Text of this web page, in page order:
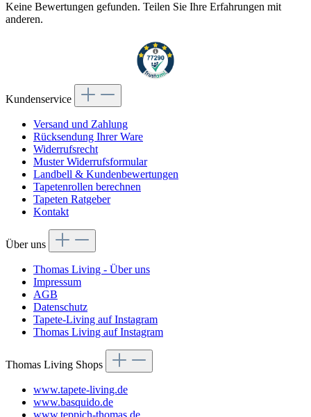
Keine Bewertungen gefunden. Teilen Sie Ihre Erfahrungen mit
anderen.
Kundenservice
Versand und Zahlung
Rücksendung Ihrer Ware
Widerrufsrecht
Muster Widerrufsformular
Landbell & Kundenbewertungen
Tapetenrollen berechnen
Tapeten Ratgeber
Kontakt
Über uns
Thomas Living - Über uns
Impressum
AGB
Datenschutz
Tapete-Living auf Instagram
Thomas Living auf Instagram
Thomas Living Shops
www.tapete-living.de
www.basquido.de